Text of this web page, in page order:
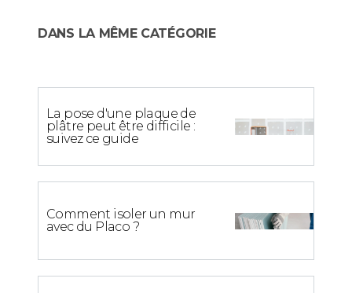
DANS LA MÊME CATÉGORIE
La pose d'une plaque de
plâtre peut être difficile :
suivez ce guide
Comment isoler un mur
avec du Placo ?